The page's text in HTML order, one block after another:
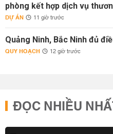
phòng kết hợp dịch vụ
DỰ ÁN 11 giờ trước
Quảng Ninh, Bắc Ninh đủ
QUY HOẠCH 12 giờ trước
ĐỌC NHIỀU